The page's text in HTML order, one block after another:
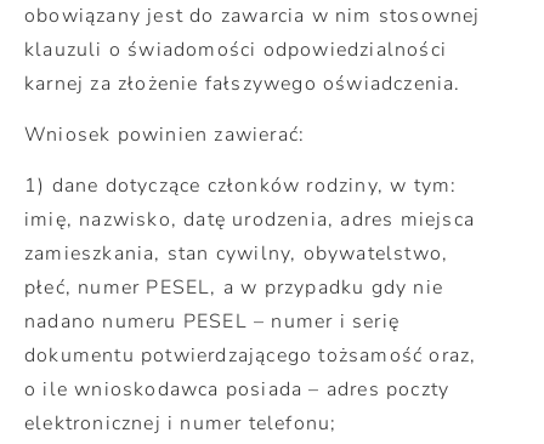
obowiązany jest do zawarcia w nim stosownej
klauzuli o świadomości odpowiedzialności
karnej za złożenie fałszywego oświadczenia.
Wniosek powinien zawierać:
1) dane dotyczące członków rodziny, w tym:
imię, nazwisko, datę urodzenia, adres miejsca
zamieszkania, stan cywilny, obywatelstwo,
płeć, numer PESEL, a w przypadku gdy nie
nadano numeru PESEL – numer i serię
dokumentu potwierdzającego tożsamość oraz,
o ile wnioskodawca posiada – adres poczty
elektronicznej i numer telefonu;